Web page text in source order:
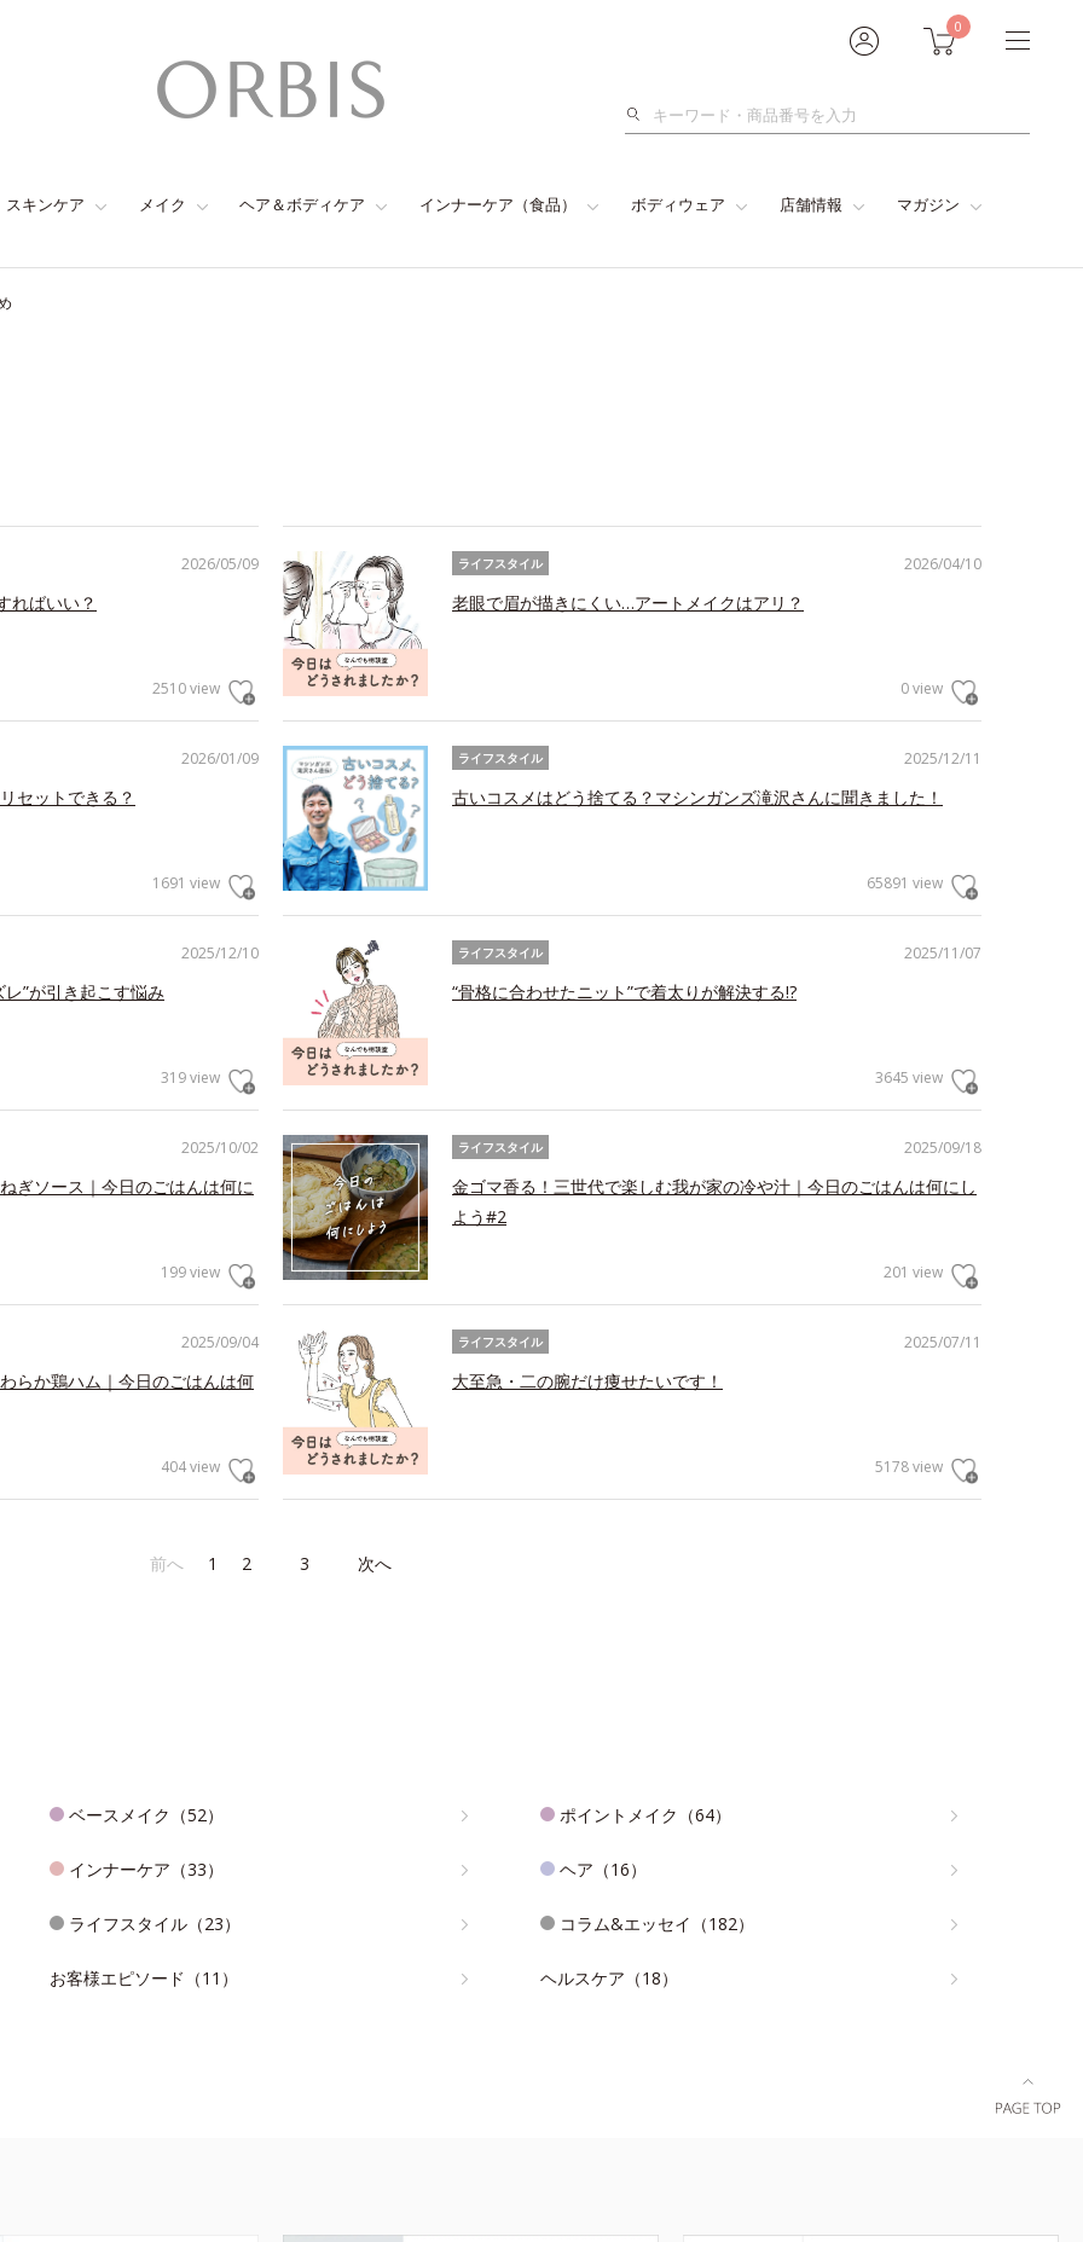
0
検
スキンケア メイク ヘア＆ボディケア インナーケア（食品） ボディウェア 店舗情報 マガジン
2026/05/09
ればいい？
2510 view
2026/04/10
ライフスタイル
老眼で眉が描きにくい…アートメイクはアリ？
0 view
2026/01/09
セットできる？
1691 view
2025/12/11
ライフスタイル
古いコスメはどう捨てる？マシンガンズ滝沢さんに聞きました！
65891 view
2025/12/10
”が引き起こす悩み
319 view
2025/11/07
ライフスタイル
“骨格に合わせたニット”で着太りが解決する!?
3645 view
2025/10/02
ぎソース｜今日のごはんは何に
199 view
2025/09/18
ライフスタイル
金ゴマ香る！三世代で楽しむ我が家の冷や汁｜今日のごはんは何にし
よう#2
201 view
2025/09/04
らか鶏ハム｜今日のごはんは何
404 view
2025/07/11
ライフスタイル
大至急・二の腕だけ痩せたいです！
5178 view
前へ 1 2 3 次へ
ベースメイク（52） ポイントメイク（64）
インナーケア（33） ヘア（16）
ライフスタイル（23） コラム&エッセイ（182）
お客様エピソード（11） ヘルスケア（18）